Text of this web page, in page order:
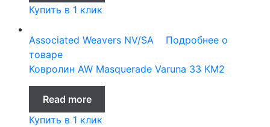
Купить в 1 клик
Associated Weavers NV/SA
Подробнее о
товаре
Ковролин AW Masquerade Varuna 33 КМ2
Read more
Купить в 1 клик